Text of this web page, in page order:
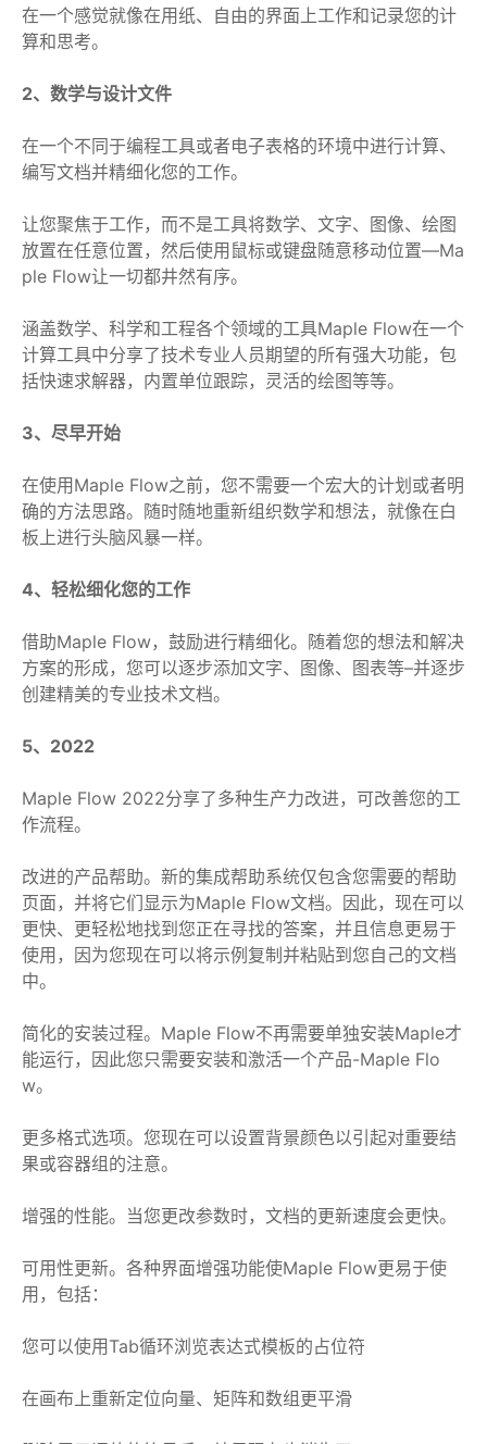
在一个感觉就像在用纸、自由的界面上工作和记录您的计
算和思考。
2、数学与设计文件
在一个不同于编程工具或者电子表格的环境中进行计算、
编写文档并精细化您的工作。
让您聚焦于工作，而不是工具将数学、文字、图像、绘图
放置在任意位置，然后使用鼠标或键盘随意移动位置—Ma
ple Flow让一切都井然有序。
涵盖数学、科学和工程各个领域的工具Maple Flow在一个
计算工具中分享了技术专业人员期望的所有强大功能，包
括快速求解器，内置单位跟踪，灵活的绘图等等。
3、尽早开始
在使用Maple Flow之前，您不需要一个宏大的计划或者明
确的方法思路。随时随地重新组织数学和想法，就像在白
板上进行头脑风暴一样。
4、轻松细化您的工作
借助Maple Flow，鼓励进行精细化。随着您的想法和解决
方案的形成，您可以逐步添加文字、图像、图表等–并逐步
创建精美的专业技术文档。
5、2022
Maple Flow 2022分享了多种生产力改进，可改善您的工
作流程。
改进的产品帮助。新的集成帮助系统仅包含您需要的帮助
页面，并将它们显示为Maple Flow文档。因此，现在可以
更快、更轻松地找到您正在寻找的答案，并且信息更易于
使用，因为您现在可以将示例复制并粘贴到您自己的文档
中。
简化的安装过程。Maple Flow不再需要单独安装Maple才
能运行，因此您只需要安装和激活一个产品-Maple Flo
w。
更多格式选项。您现在可以设置背景颜色以引起对重要结
果或容器组的注意。
增强的性能。当您更改参数时，文档的更新速度会更快。
可用性更新。各种界面增强功能使Maple Flow更易于使
用，包括：
您可以使用Tab循环浏览表达式模板的占位符
在画布上重新定位向量、矩阵和数组更平滑